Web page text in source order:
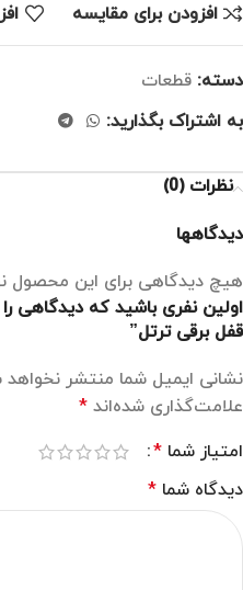
افزودن برای مقایسه
دسته: قطعات
به اشتراک بگذارید:
نظرات (0)
دیدگاهها
هیچ دیدگاهی برای این
اولین نفری باشید که دیدگاهی
قفل برقی ترتل”
نشانی ایمیل شما منتشر
علامت‌گذاری شده‌اند *
امتیاز شما *
دیدگاه شما *